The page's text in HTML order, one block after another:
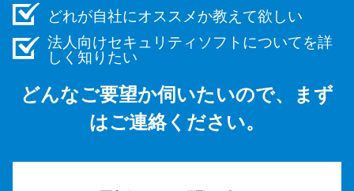
どれが自社にオススメか教えて欲しい
法人向けセキュリティソフトについてを詳
しく知りたい
どんなご要望か伺いたいので、まず
はご連絡ください。